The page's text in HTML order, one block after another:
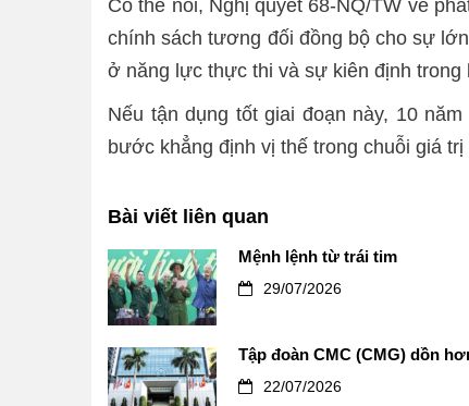
Có thể nói, Nghị quyết 68-NQ/TW về
chính sách tương đối đồng bộ cho sự
ở năng lực thực thi và sự kiên định
Nếu tận dụng tốt giai đoạn này, 10
bước khẳng định vị thế trong chuỗi giá
Bài viết liên quan
Mệnh lệnh từ trái tim
29/07/2026
Tập đoàn CMC (CMG) dồn
22/07/2026